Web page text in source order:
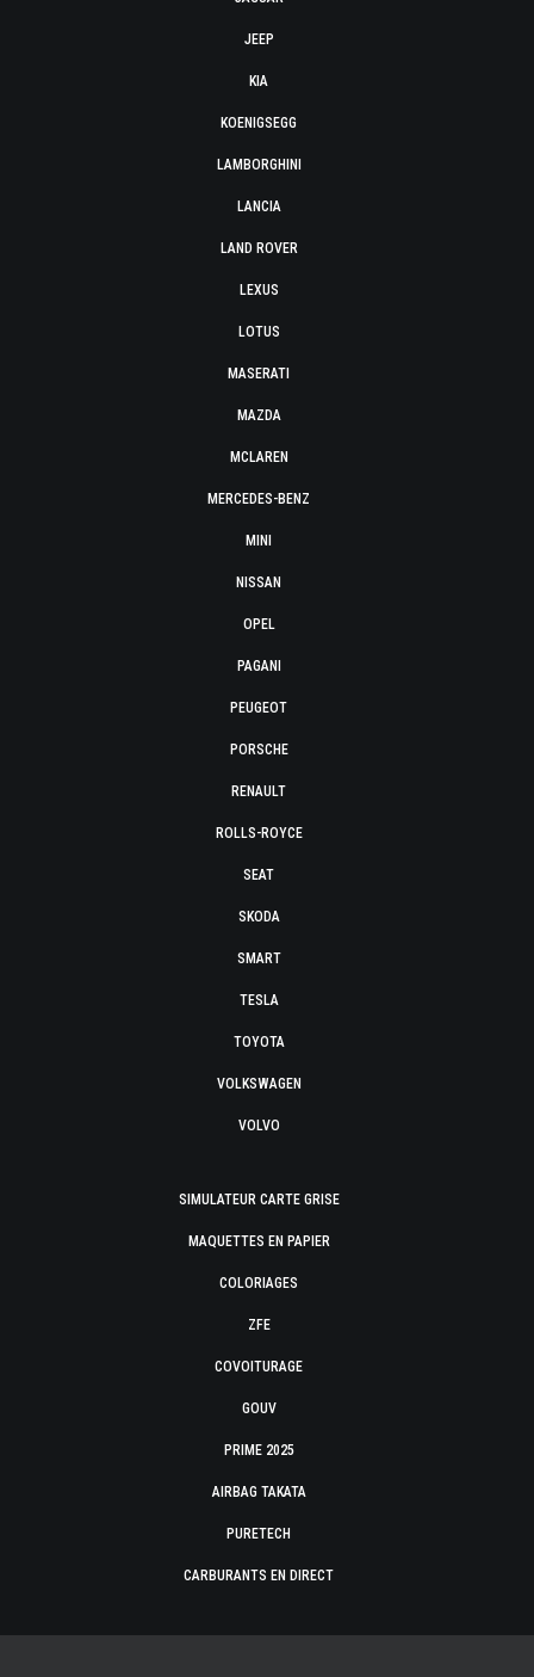
JEEP
KIA
KOENIGSEGG
LAMBORGHINI
LANCIA
LAND ROVER
LEXUS
LOTUS
MASERATI
MAZDA
MCLAREN
MERCEDES-BENZ
MINI
NISSAN
OPEL
PAGANI
PEUGEOT
PORSCHE
RENAULT
ROLLS-ROYCE
SEAT
SKODA
SMART
TESLA
TOYOTA
VOLKSWAGEN
VOLVO
SIMULATEUR CARTE GRISE
MAQUETTES EN PAPIER
COLORIAGES
ZFE
COVOITURAGE
GOUV
PRIME 2025
AIRBAG TAKATA
PURETECH
CARBURANTS EN DIRECT